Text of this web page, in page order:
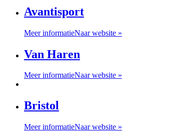
Avantisport
Meer informatieNaar website »
Van Haren
Meer informatieNaar website »
Bristol
Meer informatieNaar website »